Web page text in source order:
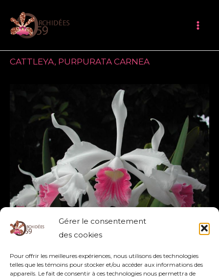
Gérer le consentement
des cookies
Pour offrir les meilleures expériences, nous utilisons des technologies
telles que les témoins pour stocker et/ou accéder aux informations des
appareils. Le fait de consentir à ces technologies nous permettra de
contenu
CATTLEYA, PURPURATA CARNEA